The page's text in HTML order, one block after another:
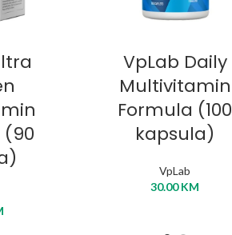
VpLab Daily
Multivitamin
Formula (100
kapsula)
VpLab
30.00KM